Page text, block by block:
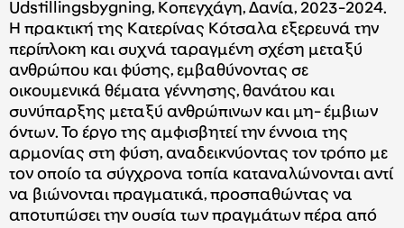
Udstillingsbygning, Κοπεγχάγη, Δανία, 2023-2024.
Η πρακτική της Κατερίνας Κότσαλα εξερευνά την
περίπλοκη και συχνά ταραγμένη σχέση μεταξύ
ανθρώπου και φύσης, εμβαθύνοντας σε
οικουμενικά θέματα γέννησης, θανάτου και
συνύπαρξης μεταξύ ανθρώπινων και μη- έμβιων
όντων. Το έργο της αμφισβητεί την έννοια της
αρμονίας στη φύση, αναδεικνύοντας τον τρόπο με
τον οποίο τα σύγχρονα τοπία καταναλώνονται αντί
να βιώνονται πραγματικά, προσπαθώντας να
αποτυπώσει την ουσία των πραγμάτων πέρα από